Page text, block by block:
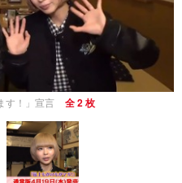
す！」宣言 全 2 枚